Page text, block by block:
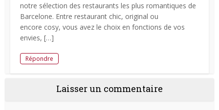
notre sélection des restaurants les plus romantiques de
Barcelone. Entre restaurant chic, original ou
encore cosy, vous avez le choix en fonctions de vos
envies, […]
Répondre
Laisser un commentaire